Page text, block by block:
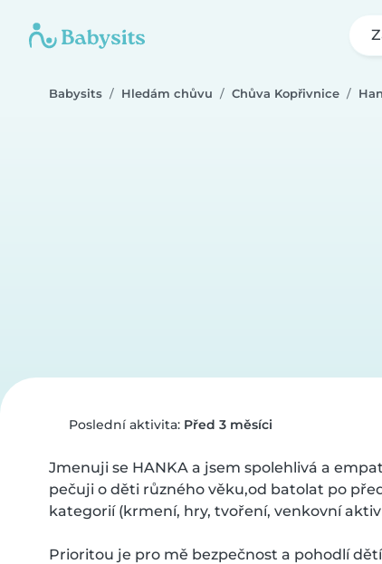
Babysits Hledám chůvu Chůva Kopřivnice
Poslední aktivita: Před 3 měsíci
Jmenuji se HANKA a jsem spolehlivá a
pečuji o děti různého věku,od batolat po
kategorií (krmení, hry, tvoření, venkovní
Prioritou je pro mě bezpečnost a pohodlí